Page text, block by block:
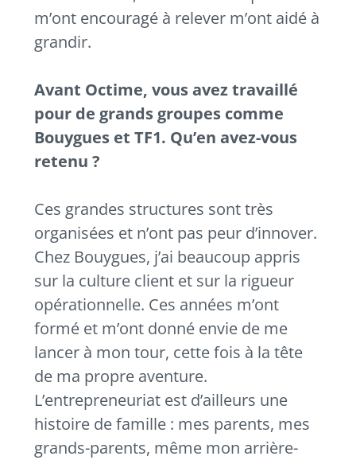
m’ont encouragé à relever m’ont aidé à
grandir.
Avant Octime, vous avez travaillé
pour de grands groupes comme
Bouygues et TF1. Qu’en avez-vous
retenu ?
Ces grandes structures sont très
organisées et n’ont pas peur d’innover.
Chez Bouygues, j’ai beaucoup appris
sur la culture client et sur la rigueur
opérationnelle. Ces années m’ont
formé et m’ont donné envie de me
lancer à mon tour, cette fois à la tête
de ma propre aventure.
L’entrepreneuriat est d’ailleurs une
histoire de famille : mes parents, mes
grands-parents, même mon arrière-